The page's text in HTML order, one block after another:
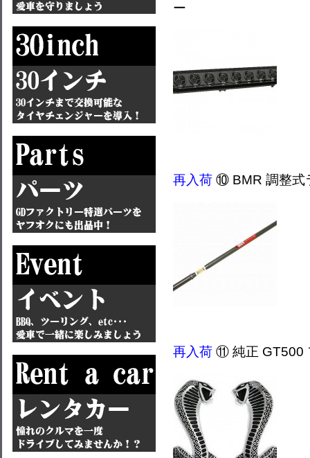
ー
再入荷 ⑩ BMR 調整式
再入荷 ⑪ 純正 GT500